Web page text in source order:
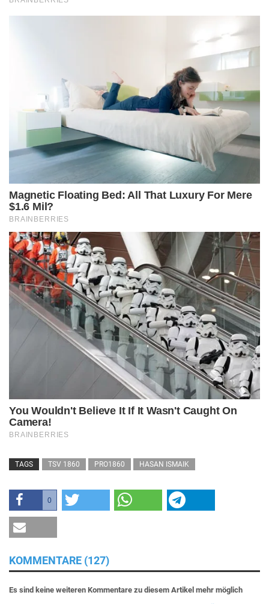
TAGS TSV 1860 PRO1860 HASAN ISMAIK
0
KOMMENTARE (127)
Es sind keine weiteren Kommentare zu diesem Artikel mehr möglich